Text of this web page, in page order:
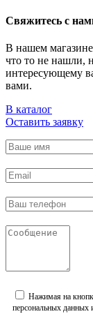
Свяжитесь с
В нашем
что то не нашли,
интересующему
вами.
В каталог
Оставить заявку
Нажимая на
персональных данных